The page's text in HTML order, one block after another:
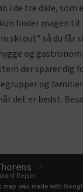
i de tre dale,
finder magen til
ski out” så du
og gastronomi
der sparer dig
og
det er bedst.